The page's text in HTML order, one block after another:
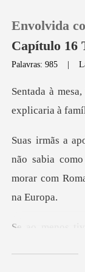
Histórico
Sair
Envolvida
Capítulo 16
Palavras: 985 |
explicaria à
o sabia
morar